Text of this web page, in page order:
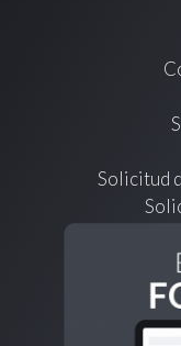
Solicitud